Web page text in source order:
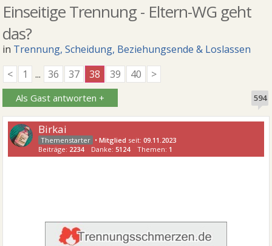
Einseitige Trennung - Eltern-WG geht
das?
in Trennung, Scheidung, Beziehungsende & Loslassen
<
1 ... 36 37 38 39 40 >
Als Gast antworten + 594
Birkai
•Mitglied seit:09.11.2023
Beiträge: 2234 Danke:5124 Themen: 1